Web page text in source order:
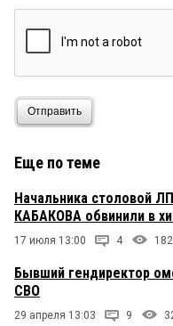
Отправить
Еще по теме
Начальника столовой
КАБАКОВА обвинили в
17 июля 13:00 4
Бывший гендиректор
СВО
29 апреля 13:03 9